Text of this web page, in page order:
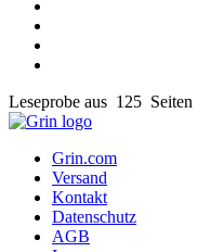
Leseprobe aus 125 Seiten
Grin.com
Versand
Kontakt
Datenschutz
AGB